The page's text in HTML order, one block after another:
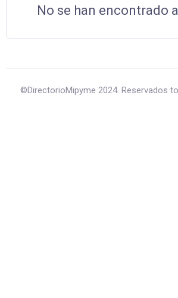
No se han encontrado
©DirectorioMipyme 2024. Reservados